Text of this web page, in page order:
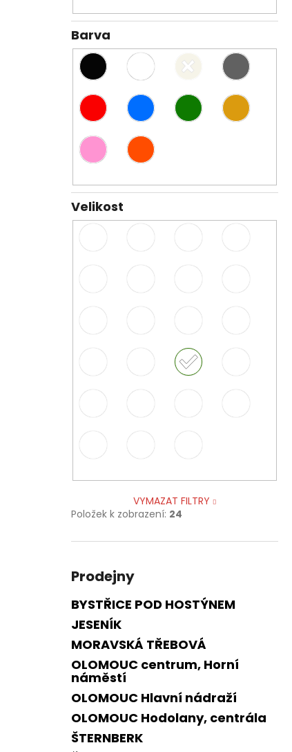
Barva
Velikost
VYMAZAT FILTRY
Položek k zobrazení: 24
Prodejny
BYSTŘICE POD HOSTÝNEM
JESENÍK
MORAVSKÁ TŘEBOVÁ
OLOMOUC centrum, Horní
náměstí
OLOMOUC Hlavní nádraží
OLOMOUC Hodolany, centrála
ŠTERNBERK